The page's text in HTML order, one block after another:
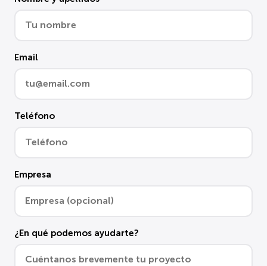
Email
Teléfono
Empresa
¿En qué podemos ayudarte?